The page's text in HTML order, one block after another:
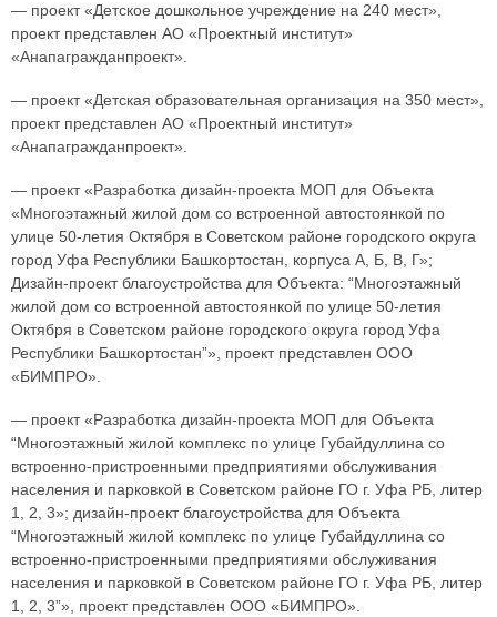
— проект «Детское дошкольное учреждение на 240 мест»,
проект представлен АО «Проектный институт»
«Анапагражданпроект».
— проект «Детская образовательная организация на 350 мест»,
проект представлен АО «Проектный институт»
«Анапагражданпроект».
— проект «Разработка дизайн-проекта МОП для Объекта
«Многоэтажный жилой дом со встроенной автостоянкой по
улице 50-летия Октября в Советском районе городского округа
город Уфа Республики Башкортостан, корпуса А, Б, В, Г»;
Дизайн-проект благоустройства для Объекта: “Многоэтажный
жилой дом со встроенной автостоянкой по улице 50-летия
Октября в Советском районе городского округа город Уфа
Республики Башкортостан”», проект представлен ООО
«БИМПРО».
— проект «Разработка дизайн-проекта МОП для Объекта
“Многоэтажный жилой комплекс по улице Губайдуллина со
встроенно-пристроенными предприятиями обслуживания
населения и парковкой в Советском районе ГО г. Уфа РБ, литер
1, 2, 3»; дизайн-проект благоустройства для Объекта
“Многоэтажный жилой комплекс по улице Губайдуллина со
встроенно-пристроенными предприятиями обслуживания
населения и парковкой в Советском районе ГО г. Уфа РБ, литер
1, 2, 3”», проект представлен ООО «БИМПРО».